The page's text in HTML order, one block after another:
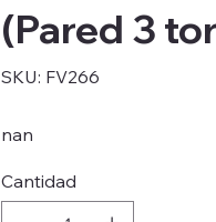
(Pared 3
SKU: SKU
FV266
FV266
nan
Cantidad